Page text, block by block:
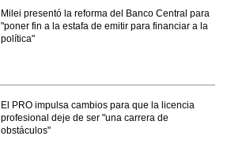
Milei presentó la reforma del Banco Central para
"poner fin a la estafa de emitir para financiar a la
política"
El PRO impulsa cambios para que la licencia
profesional deje de ser "una carrera de
obstáculos"